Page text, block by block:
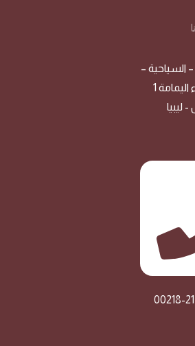
‫مقابل‬ ‫زرقاء‬ ‫اليمامة‬ 1
ليبيا
00218-